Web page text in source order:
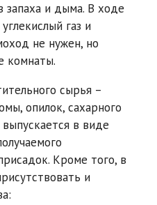
запаха и дыма. В ходе
газ и
не нужен, но
комнаты.
сырья –
опилок, сахарного
в виде
Кроме того, в
и